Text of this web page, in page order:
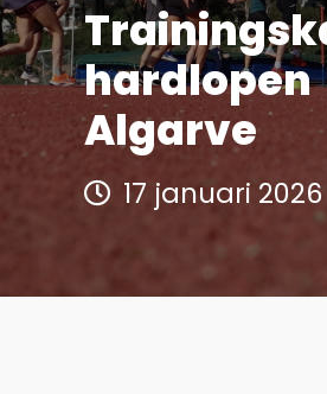
hardlopen
Algarve
17 januari 2026